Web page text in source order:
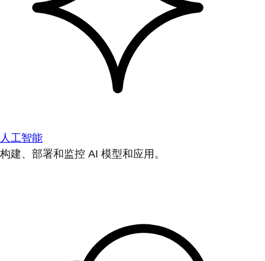
人工智能
构建、部署和监控 AI 模型和应用。